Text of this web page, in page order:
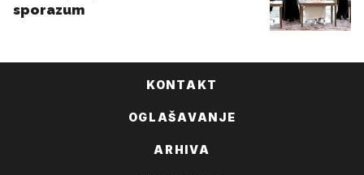
KONTAKT
OGLAŠAVANJE
ARHIVA